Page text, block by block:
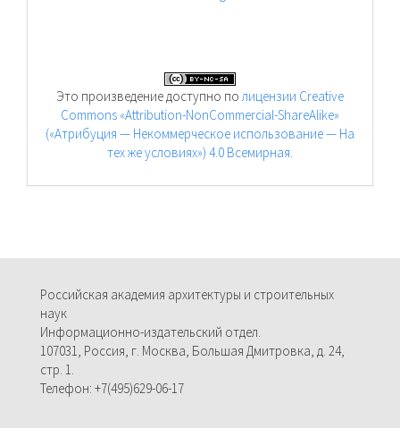
Это произведение доступно полицензии Creative
Commons «Attribution-NonCommercial-ShareAlike»
(«Атрибуция — Некоммерческое использование — На
тех же условиях») 4.0 Всемирная.
Российская академия архитектуры и строительных
наук
Информационно-издательский отдел.
107031, Россия, г. Москва, Большая Дмитровка, д. 24,
стр. 1.
Телефон: +7(495)629-06-17